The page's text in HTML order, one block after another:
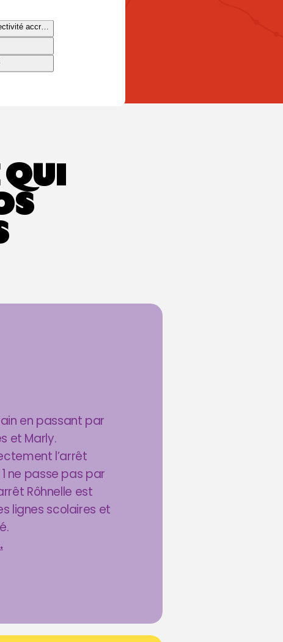
accrue
QUI
en passant par
et Marly.
l’arrêt
ne passe pas par
Rôhnelle est
lignes scolaires et